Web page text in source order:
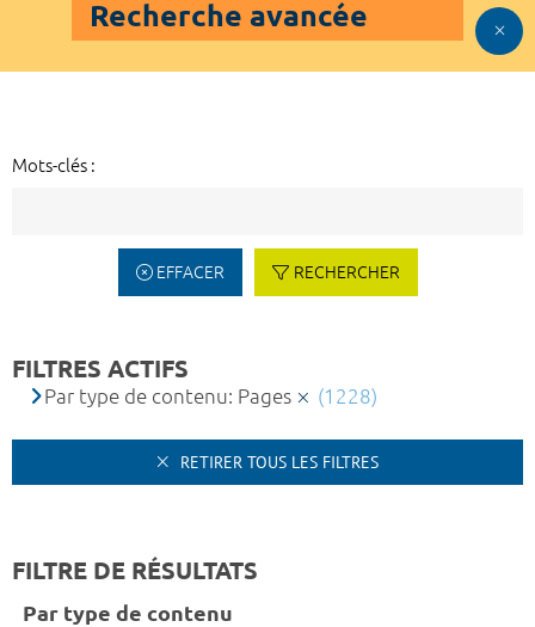
Recherche avancée
Mots-clés :
EFFACER RECHERCHER
FILTRES ACTIFS
Par type de contenu: Pages (1228)
RETIRER TOUS LES FILTRES
FILTRE DE RÉSULTATS
Par type de contenu